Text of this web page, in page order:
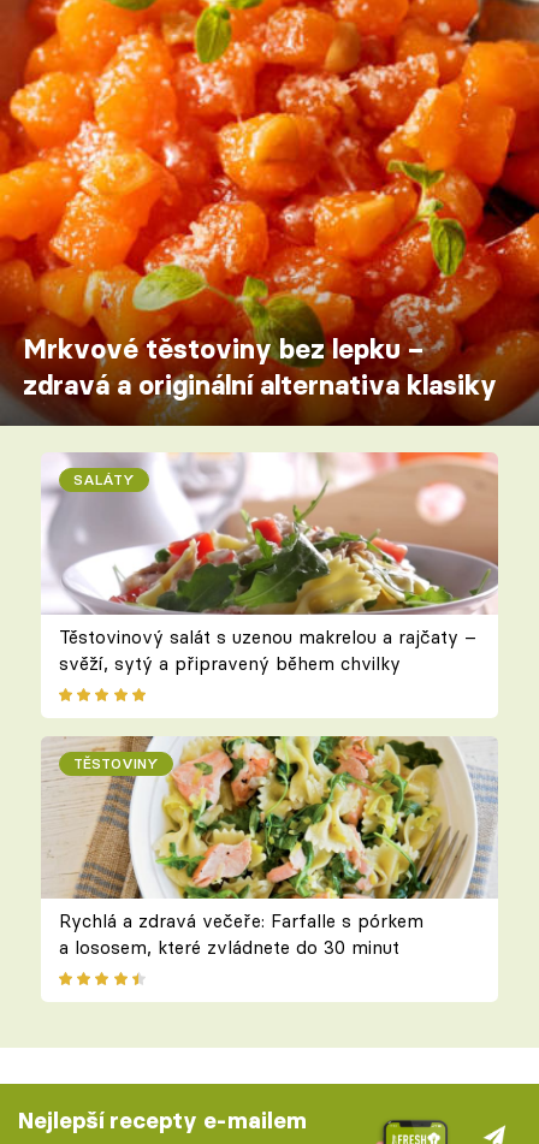
Mrkvové těstoviny bez lepku –
zdravá a originální alternativa klasiky
SALÁTY
Těstovinový salát s uzenou makrelou a rajčaty –
svěží, sytý a připravený během chvilky
TĚSTOVINY
Rychlá a zdravá večeře: Farfalle s pórkem
a lososem, které zvládnete do 30 minut
Nejlepší recepty e-mailem